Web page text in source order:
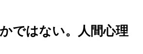
ではない。人間心理